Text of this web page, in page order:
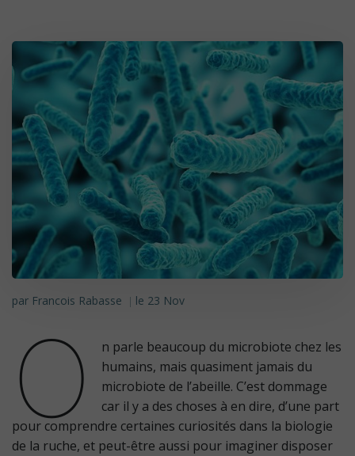
par Francois Rabasse | le 23 Nov
O
n parle beaucoup du microbiote chez les
humains, mais quasiment jamais du
microbiote de l’abeille. C’est dommage
car il y a des choses à en dire, d’une part
pour comprendre certaines curiosités dans la biologie
de la ruche, et peut-être aussi pour imaginer disposer